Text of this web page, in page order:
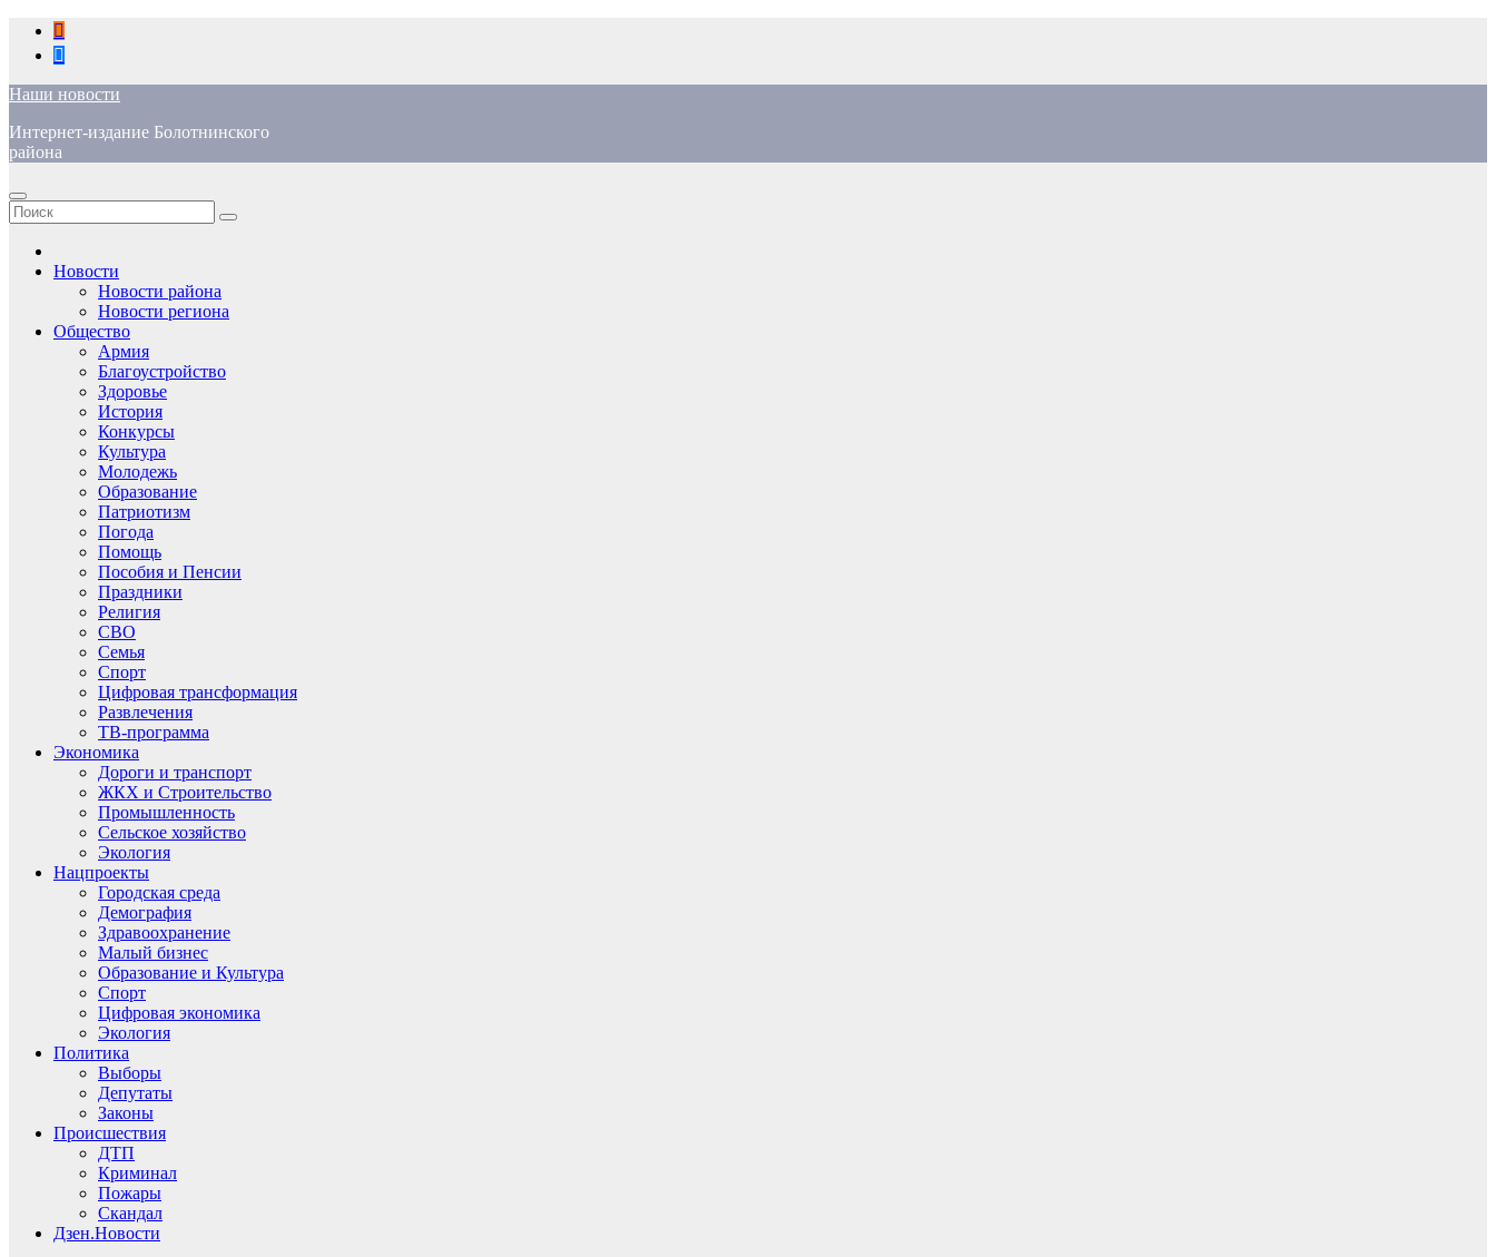
Перейти
содержимому
Наши новости
Интернет-издание Болотнинского
района
Новости
Новости района
Новости региона
Общество
Армия
Благоустройство
Здоровье
История
Конкурсы
Культура
Молодежь
Образование
Патриотизм
Погода
Помощь
Пособия и Пенсии
Праздники
Религия
СВО
Семья
Спорт
Цифровая трансформация
Развлечения
ТВ-программа
Экономика
Дороги и транспорт
ЖКХ и Строительство
Промышленность
Сельское хозяйство
Экология
Нацпроекты
Городская среда
Демография
Здравоохранение
Малый бизнес
Образование и Культура
Спорт
Цифровая экономика
Экология
Политика
Выборы
Депутаты
Законы
Происшествия
ДТП
Криминал
Пожары
Скандал
Дзен.Новости